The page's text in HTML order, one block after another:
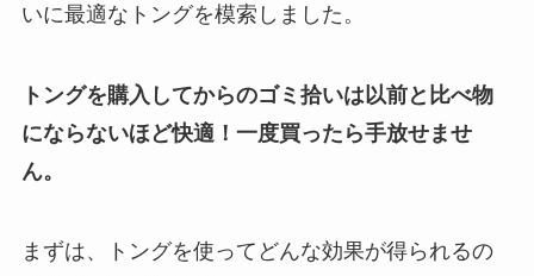
いに最適なトングを模索しました。
トングを購入してからのゴミ拾いは以前と比べ物
にならないほど快適！一度買ったら手放せませ
ん。
まずは、トングを使ってどんな効果が得られるの